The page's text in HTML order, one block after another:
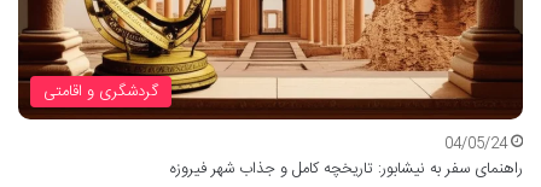
گردشگری و اقامتی
04/05/24
راهنمای سفر به نیشابور: تاریخچه کامل و جذاب شهر فیروزه